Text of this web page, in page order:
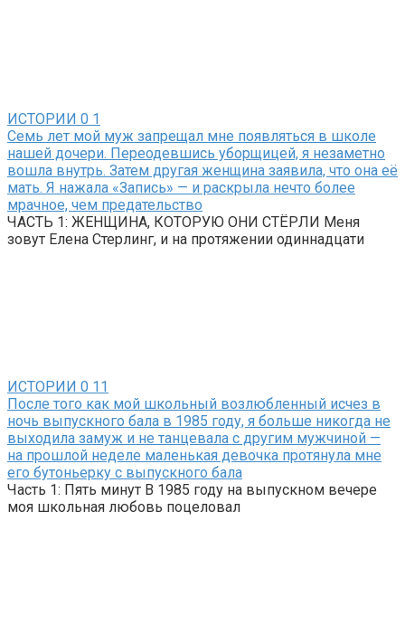
ИСТОРИИ 0 1
Семь лет мой муж запрещал мне появляться в школе
нашей дочери. Переодевшись уборщицей, я незаметно
вошла внутрь. Затем другая женщина заявила, что она её
мать. Я нажала «Запись» — и раскрыла нечто более
мрачное, чем предательство
ЧАСТЬ 1: ЖЕНЩИНА, КОТОРУЮ ОНИ СТЁРЛИ Меня
зовут Елена Стерлинг, и на протяжении одиннадцати
ИСТОРИИ 0 11
После того как мой школьный возлюбленный исчез в
ночь выпускного бала в 1985 году, я больше никогда не
выходила замуж и не танцевала с другим мужчиной —
на прошлой неделе маленькая девочка протянула мне
его бутоньерку с выпускного бала
Часть 1: Пять минут В 1985 году на выпускном вечере
моя школьная любовь поцеловал